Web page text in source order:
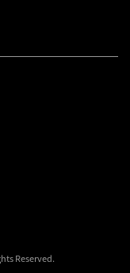
Reserved.